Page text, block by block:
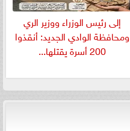
إلى رئيس الوزراء ووزير الري
ومحافظة الوادي الجديد: أنقذوا
200 أسرة يقتلها...